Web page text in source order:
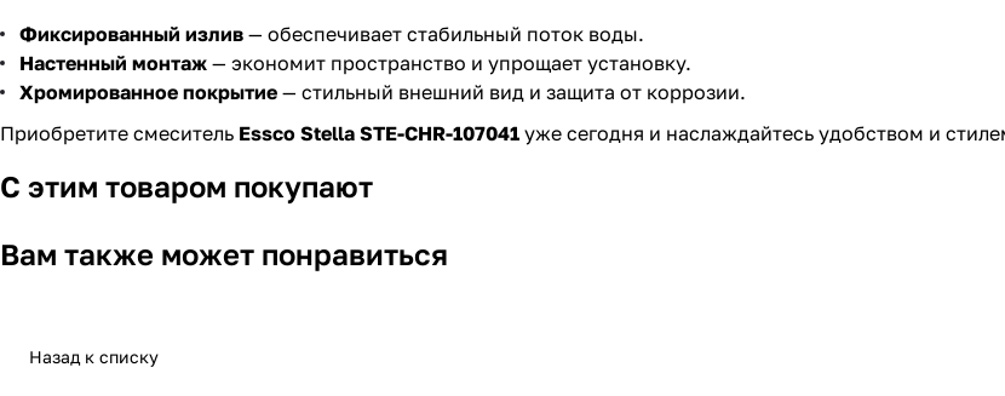
Фиксированный излив — обеспечивает стабильный поток воды.
Настенный монтаж — экономит пространство и упрощает установку.
Хромированное покрытие — стильный внешний вид и защита от коррозии.
Приобретите смеситель Essco Stella STE-CHR-107041 уже сегодня и наслаждайтесь удобством и
С этим товаром покупают
Вам также может понравиться
Назад к списку